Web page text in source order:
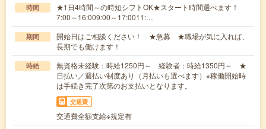
時間
★1日4時間～の時短シフトOK★スタート時間選べます！
7:00～16:009:00～17:0011:…
期間
開始日はご相談ください！ ★急募 ★職場が気に入れば、
長期でも働けます！
時給
無資格未経験：時給1250円～ 経験者：時給1350円～ ★
日払い／週払い制度あり（月払いも選べます）※稼働開始時
は手続き完了次第のお支払いとなります。
交通費
交通費全額支給※規定有